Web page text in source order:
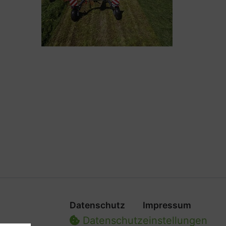
Datenschutz Impressum
Datenschutz­einstellungen